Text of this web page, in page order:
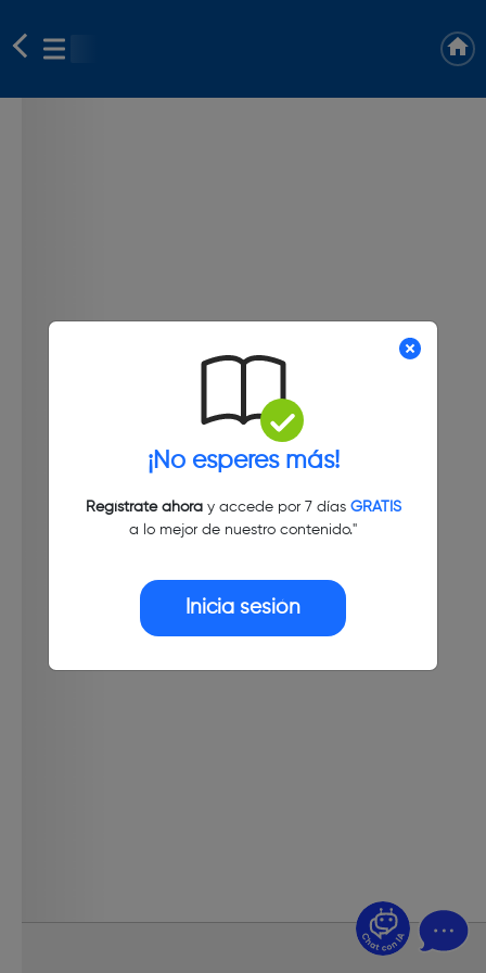
¡No esperes más!
Regístrate ahoray accede por 7 días GRATIS
a lo mejor de nuestro contenido."
Inicia sesión